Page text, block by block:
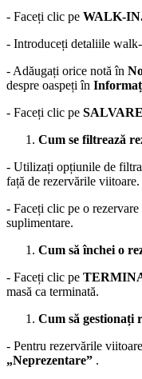
- Faceți clic pe WALK-
- Introduceți detaliile
- Adăugați orice notă în
despre oaspeți în
- Faceți clic pe SALVARE
Cum se filtrează
- Utilizați opțiunile de
față de rezervările viitoare.
- Faceți clic pe o
suplimentare.
Cum să închei o
- Faceți clic pe
masă ca terminată.
Cum să gestionați
- Pentru rezervările
„Neprezentare” .